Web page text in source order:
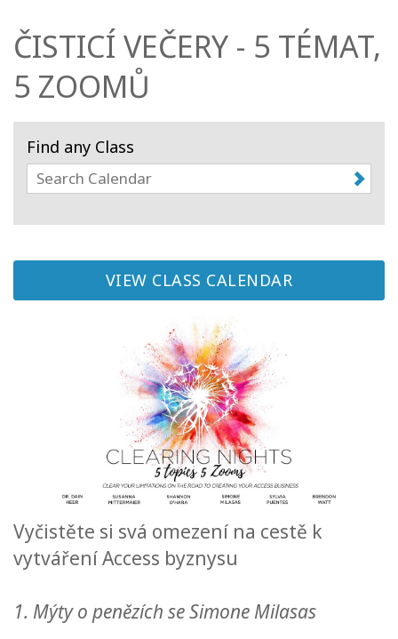
Kurzy
Facilitators
More
Novinky
CONTACT
ČISTICÍ VEČERY - 5 TÉMAT,
5 ZOOMŮ
Find any Class
VIEW CLASS CALENDAR
Vyčistěte si svá omezení na cestě k
vytváření Access byznysu
1. Mýty o penězích se Simone Milasas